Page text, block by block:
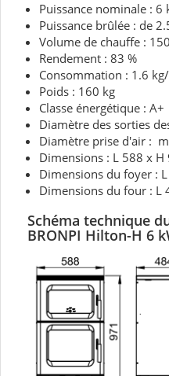
Puissance nominale : 6
Puissance brûlée : de
Volume de chauffe :
Rendement : 83 %
Consommation : 1.6
Poids : 160 kg
Classe énergétique : A+
Diamètre des sorties
Diamètre prise d'air :
Dimensions : L 588 x
Dimensions du foyer :
Dimensions du four : L
Schéma technique
BRONPI Hilton-H 6